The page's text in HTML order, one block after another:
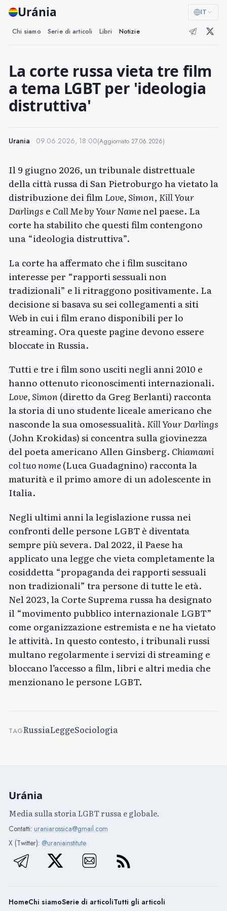
Uránia IT
Chi siamo Serie di articoli Libri Notizie
La corte russa vieta tre film
a tema LGBT per 'ideologia
distruttiva'
Urania 09.06.2026, 18:00(Aggiornato 27.06.2026)
Il 9 giugno 2026, un tribunale distrettuale
della città russa di San Pietroburgo ha vietato la
distribuzione dei filmLove, Simon, Kill Your
Darlings e Call Me by Your Namenel paese. La
corte ha stabilito che questi film contengono
una “ideologia distruttiva”.
La corte ha affermato che i film suscitano
interesse per “rapporti sessuali non
tradizionali” e li ritraggono positivamente. La
decisione si basava su sei collegamenti a siti
Web in cui i film erano disponibili per lo
streaming. Ora queste pagine devono essere
bloccate in Russia.
Tutti e tre i film sono usciti negli anni 2010 e
hanno ottenuto riconoscimenti internazionali.
Love, Simon (diretto da Greg Berlanti) racconta
la storia di uno studente liceale americano che
nasconde la sua omosessualità. Kill Your Darlings
(John Krokidas) si concentra sulla giovinezza
del poeta americano Allen Ginsberg. Chiamami
col tuo nome(Luca Guadagnino) racconta la
maturità e il primo amore di un adolescente in
Italia.
Negli ultimi anni la legislazione russa nei
confronti delle persone LGBT è diventata
sempre più severa. Dal 2022, il Paese ha
applicato una legge che vieta completamente la
cosiddetta “propaganda dei rapporti sessuali
non tradizionali” tra persone di tutte le età.
Nel 2023, la Corte Suprema russa ha designato
il “movimento pubblico internazionale LGBT”
come organizzazione estremista e ne ha vietato
le attività. In questo contesto, i tribunali russi
multano regolarmente i servizi di streaming e
bloccano l’accesso a film, libri e altri media che
menzionano le persone LGBT.
TAGRussiaLeggeSociologia
Uránia
Media sulla storia LGBT russa e globale.
Contatti: uraniarossica@gmail.com
X (Twitter): @uraniainstitute
HomeChi siamoSerie di articoliTutti gli articoli